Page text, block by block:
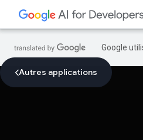
Google
Autres applications